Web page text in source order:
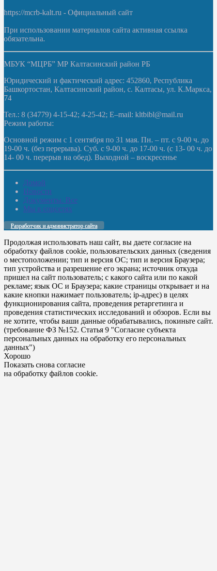
https://mcrb-kalt.ru - Официальный сайт
При использовании материалов сайта активная ссылка
обязательна.
МБУК “МЦРБ” МР Калтасинский район РБ
Юридический и фактический адрес: 452860, Республика
Башкортостан, Калтасинский район, с. Калтасы, ул. К.Маркса,
74
Тел.: 8 (34779) 4-15-42; 4-25-42; E–mail: kltbibl@mail.ru
Режим работы:
Основной режим с 1 сентября по 31 мая. Пн. – пт. с 9-00 ч. до
19-00 ч. (без перерыва). Суб. с 9-00 ч. до 17-00 ч. (с 13- 00 ч. до
14- 00 ч. перерыв на обед). Выходной – воскресенье
Домой
Новости
Документы. Все
Мы в соцсетях
Разработчик и администратор сайта
Продолжая использовать наш сайт, вы даете согласие на
обработку файлов cookie, пользовательских данных (сведения
о местоположении; тип и версия ОС; тип и версия Браузера;
тип устройства и разрешение его экрана; источник откуда
пришел на сайт пользователь; с какого сайта или по какой
рекламе; язык ОС и Браузера; какие страницы открывает и на
какие кнопки нажимает пользователь; ip-адрес) в целях
функционирования сайта, проведения ретаргетинга и
проведения статистических исследований и обзоров. Если вы
не хотите, чтобы ваши данные обрабатывались, покиньте сайт.
(требование ФЗ №152. Статья 9 "Согласие субъекта
персональных данных на обработку его персональных
данных")
Хорошо
Показать снова согласие
на обработку файлов cookie.